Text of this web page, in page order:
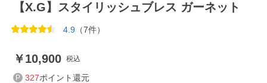
【X.G】スタイリッシュブレス ガーネット
4.9 （7件）
10,900 税込
327ポイント還元